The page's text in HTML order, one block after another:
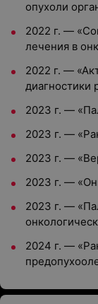
опухоли
2022 г. —
лечения в
2022 г. —
диагностики
2023 г. —
2023 г. —
2023 г. —
2023 г. —
2023 г. —
2024 г. —